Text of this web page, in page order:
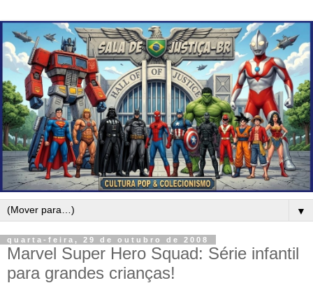
▼
quarta-feira, 29 de outubro de 2008
Marvel Super Hero Squad: Série infantil
para grandes crianças!